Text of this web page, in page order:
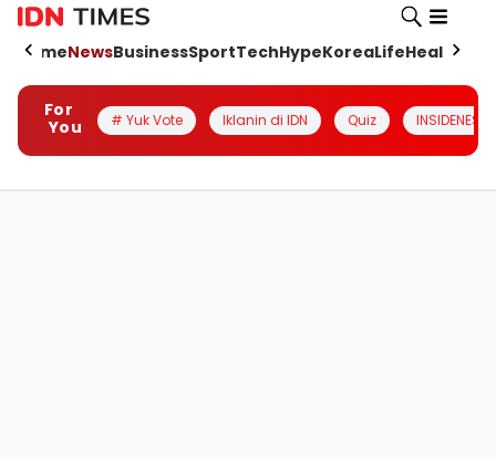
HomeNewsBusinessSportTechHypeKoreaLifeHealth
For
You
# Yuk Vote Iklanin di IDN Quiz INSIDENESIA